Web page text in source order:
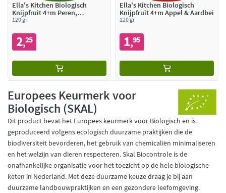
Ella's Kitchen Biologisch
Knijpfruit 4+m Peren,
Doperwten & Broccoli
120 gr
2,25
Ella's Kitchen Biologisch
Knijpfruit 4+m Appel & Aardbei
120 gr
1,95
Europees Keurmerk voor
Biologisch (SKAL)
Dit product bevat het Europees keurmerk voor Biologisch en is
geproduceerd volgens ecologisch duurzame praktijken die de
biodiversiteit bevorderen, het gebruik van chemicaliën minimaliseren
en het welzijn van dieren respecteren. Skal Biocontrole is de
onafhankelijke organisatie voor het toezicht op de hele biologische
keten in Nederland. Met deze duurzame keuze draag je bij aan
duurzame landbouwpraktijken en een gezondere leefomgeving.